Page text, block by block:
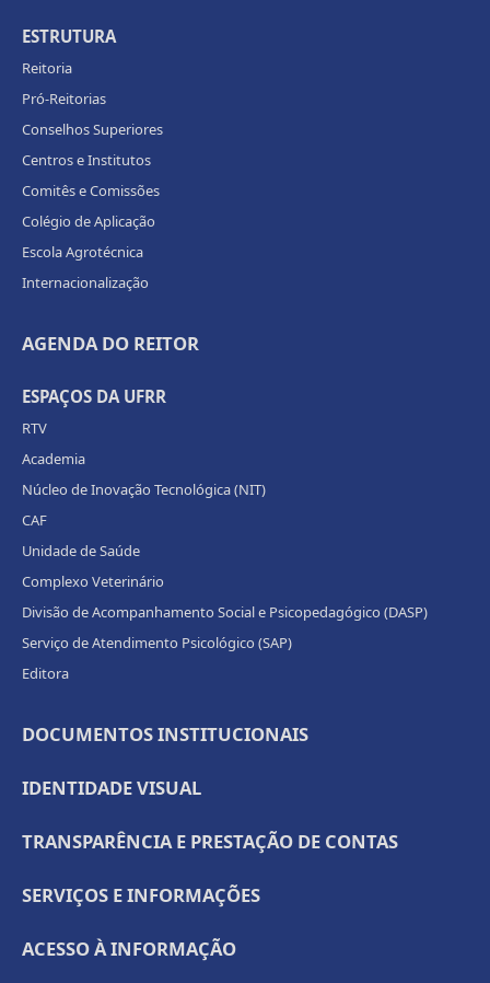
ESTRUTURA
Reitoria
Pró-Reitorias
Conselhos Superiores
Centros e Institutos
Comitês e Comissões
Colégio de Aplicação
Escola Agrotécnica
Internacionalização
AGENDA DO REITOR
ESPAÇOS DA UFRR
RTV
Academia
Núcleo de Inovação Tecnológica (NIT)
CAF
Unidade de Saúde
Complexo Veterinário
Divisão de Acompanhamento Social e Psicopedagógico (DASP)
Serviço de Atendimento Psicológico (SAP)
Editora
DOCUMENTOS INSTITUCIONAIS
IDENTIDADE VISUAL
TRANSPARÊNCIA E PRESTAÇÃO DE CONTAS
SERVIÇOS E INFORMAÇÕES
ACESSO À INFORMAÇÃO